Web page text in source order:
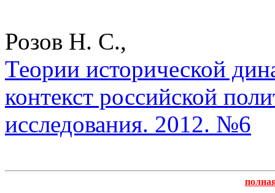
Розов Н. С.,
Теории исторической
контекст российской
исследования. 2012. №6